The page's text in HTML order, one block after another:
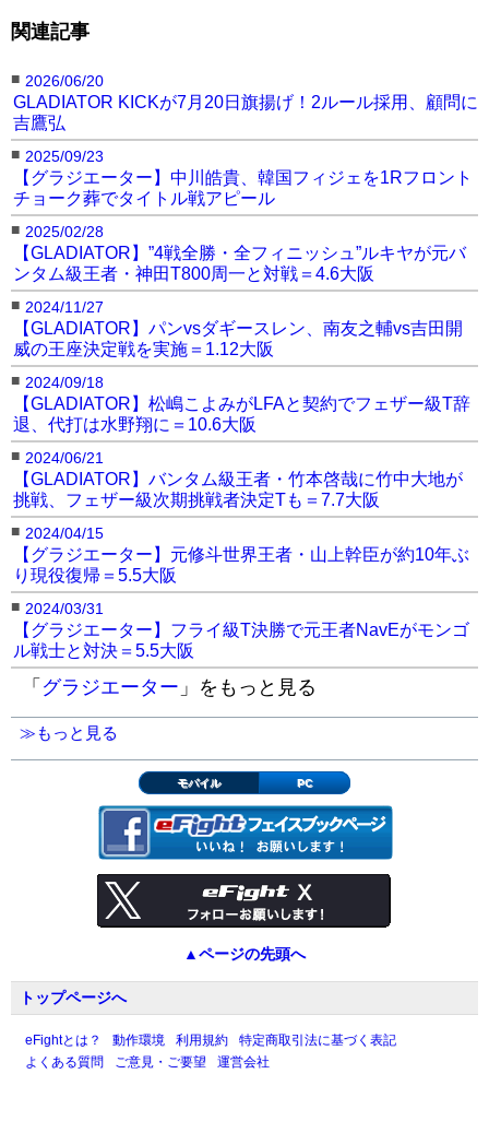
関連記事
■ 2026/06/20
GLADIATOR KICKが7月20日旗揚げ！2ルール採用、顧問に
吉鷹弘
■ 2025/09/23
【グラジエーター】中川皓貴、韓国フィジェを1Rフロント
チョーク葬でタイトル戦アピール
■ 2025/02/28
【GLADIATOR】”4戦全勝・全フィニッシュ”ルキヤが元バ
ンタム級王者・神田T800周一と対戦＝4.6大阪
■ 2024/11/27
【GLADIATOR】パンvsダギースレン、南友之輔vs吉田開
威の王座決定戦を実施＝1.12大阪
■ 2024/09/18
【GLADIATOR】松嶋こよみがLFAと契約でフェザー級T辞
退、代打は水野翔に＝10.6大阪
■ 2024/06/21
【GLADIATOR】バンタム級王者・竹本啓哉に竹中大地が
挑戦、フェザー級次期挑戦者決定Tも＝7.7大阪
■ 2024/04/15
【グラジエーター】元修斗世界王者・山上幹臣が約10年ぶ
り現役復帰＝5.5大阪
■ 2024/03/31
【グラジエーター】フライ級T決勝で元王者NavEがモンゴ
ル戦士と対決＝5.5大阪
「 グラジエーター 」をもっと見る
≫もっと見る
モバイル PC
▲ページの先頭へ
トップページへ
eFightとは？ 動作環境 利用規約
特定商取引法に基づく表記
よくある質問
ご意見・ご要望 運営会社